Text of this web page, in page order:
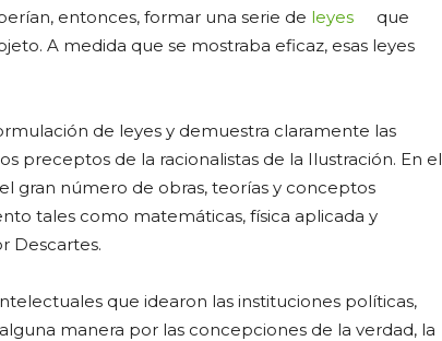
entonces, formar una serie de leyes
que
A medida que se mostraba eficaz, esas leyes
de leyes y demuestra claramente las
preceptos de la racionalistas de la Ilustración. En el
gran número de obras, teorías y conceptos
tales como matemáticas, física aplicada y
Descartes.
que idearon las instituciones políticas,
manera por las concepciones de la verdad, la